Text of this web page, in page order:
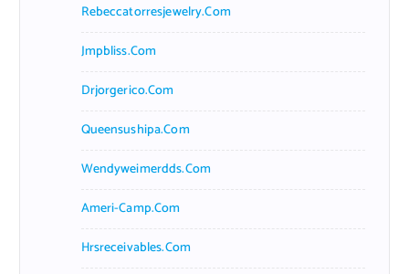
Rebeccatorresjewelry.com
Jmpbliss.com
Drjorgerico.com
Queensushipa.com
Wendyweimerdds.com
Ameri-Camp.com
Hrsreceivables.com